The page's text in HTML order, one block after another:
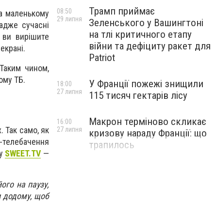
маленькому
сучасні
вирішите
чином,
ТБ.
Так само, як
SWEET.TV —
на паузу,
додому, щоб
Трамп приймає
Зеленського у Вашингтоні
на тлі критичного етапу
війни та дефіциту ракет для
Patriot
08:50
29 липня
У Франції пожежі знищили
115 тисяч гектарів лісу
18:00
27 липня
Макрон терміново скликає
кризову нараду Франції: що
трапилось
16:00
27 липня